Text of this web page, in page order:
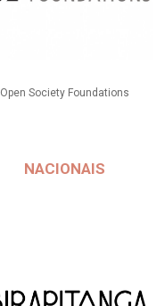
Open Society Foundations
NACIONAIS